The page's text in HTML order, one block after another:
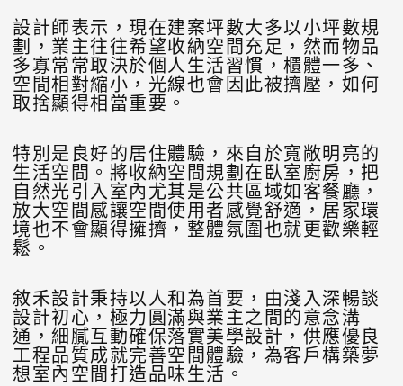
設計師表示，現在建案坪數大多以小坪數規
劃，業主往往希望收納空間充足，然而物品
多寡常常取決於個人生活習慣，櫃體一多、
空間相對縮小，光線也會因此被擠壓，如何
取捨顯得相當重要。
特別是良好的居住體驗，來自於寬敞明亮的
生活空間。將收納空間規劃在臥室廚房，把
自然光引入室內尤其是公共區域如客餐廳，
放大空間感讓空間使用者感覺舒適，居家環
境也不會顯得擁擠，整體氛圍也就更歡樂輕
鬆。
敘禾設計秉持以人和為首要，由淺入深暢談
設計初心，極力圓滿與業主之間的意念溝
通，細膩互動確保落實美學設計，供應優良
工程品質成就完善空間體驗，為客戶構築夢
想室內空間打造品味生活。